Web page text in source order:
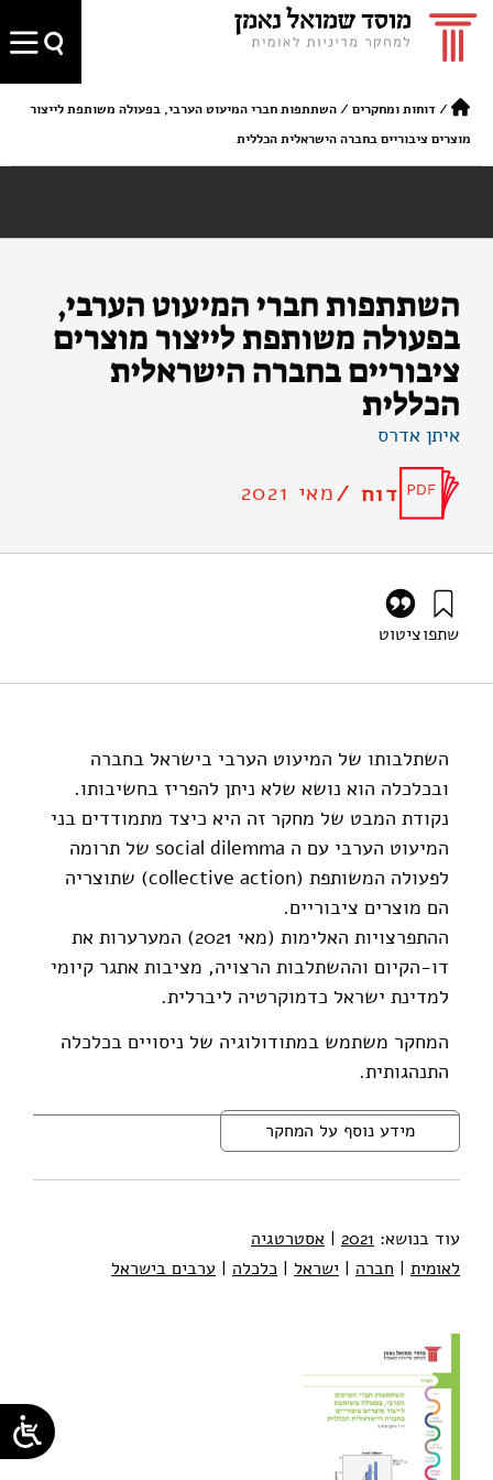
/דוחות ומחקרים /השתתפות חברי המיעוט הערבי, בפעולה משותפת לייצור
מוצרים ציבוריים בחברה הישראלית הכללית
השתתפות חברי המיעוט הערבי,
בפעולה משותפת לייצור מוצרים
ציבוריים בחברה הישראלית
הכללית
איתן אדרס
דוח /מאי 2021
שתפוציטוט
השתלבותו של המיעוט הערבי בישראל בחברה
ובכלכלה הוא נושא שלא ניתן להפריז בחשיבותו.
נקודת המבט של מחקר זה היא כיצד מתמודדים בני
המיעוט הערבי עם ה social dilemma של תרומה
לפעולה המשותפת (collective action) שתוצריה
הם מוצרים ציבוריים.
ההתפרצויות האלימות (מאי 2021) המערערות את
דו-הקיום וההשתלבות הרצויה, מציבות אתגר קיומי
למדינת ישראל כדמוקרטיה ליברלית.
המחקר משתמש במתודולוגיה של ניסויים בכלכלה
התנהגותית.
מידע נוסף על המחקר
עוד בנושא: 2021
| אסטרטגיה
לאומית | חברה | ישראל | כלכלה | ערבים בישראל